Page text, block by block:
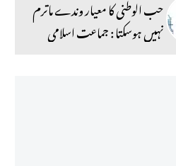
حب الوطنی کا معیار وندے ماترم
نہیں ہوسکتا : جماعت اسلامی